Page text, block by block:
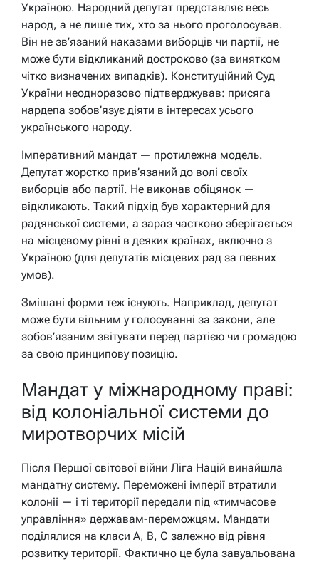
Україною. Народний депутат представляє весь
народ, а не лише тих, хто за нього проголосував.
Він не зв’язаний наказами виборців чи партії, не
може бути відкликаний достроково (за винятком
чітко визначених випадків). Конституційний Суд
України неодноразово підтверджував: присяга
нардепа зобов’язує діяти в інтересах усього
українського народу.
Імперативний мандат — протилежна модель.
Депутат жорстко прив’язаний до волі своїх
виборців або партії. Не виконав обіцянок —
відкликають. Такий підхід був характерний для
радянської системи, а зараз частково зберігається
на місцевому рівні в деяких країнах, включно з
Україною (для депутатів місцевих рад за певних
умов).
Змішані форми теж існують. Наприклад, депутат
може бути вільним у голосуванні за закони, але
зобов’язаним звітувати перед партією чи громадою
за свою принципову позицію.
Мандат у міжнародному праві:
від колоніальної системи до
миротворчих місій
Після Першої світової війни Ліга Націй винайшла
мандатну систему. Переможені імперії втратили
колонії — і ті території передали під «тимчасове
управління» державам-переможцям. Мандати
поділялися на класи A, B, C залежно від рівня
розвитку території. Фактично це була завуальована